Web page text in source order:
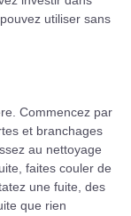
utiliser sans
Commencez par
et branchages
au nettoyage
faites couler de
une fuite, des
que rien